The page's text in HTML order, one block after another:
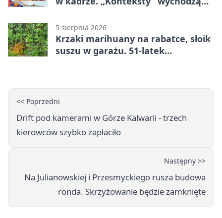
5 sierpnia 2026
Krzaki marihuany na rabatce, słoik
suszu w garażu. 51-latek
<< Poprzedni
Drift pod kamerami w Górze Kalwarii - trzech
kierowców szybko zapłaciło
Następny >>
Na Julianowskiej i Przesmyckiego rusza budowa
ronda. Skrzyżowanie będzie zamknięte